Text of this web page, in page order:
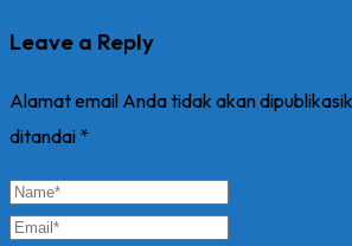
Leave a Reply
Alamat email Anda tidak akan
ditandai *